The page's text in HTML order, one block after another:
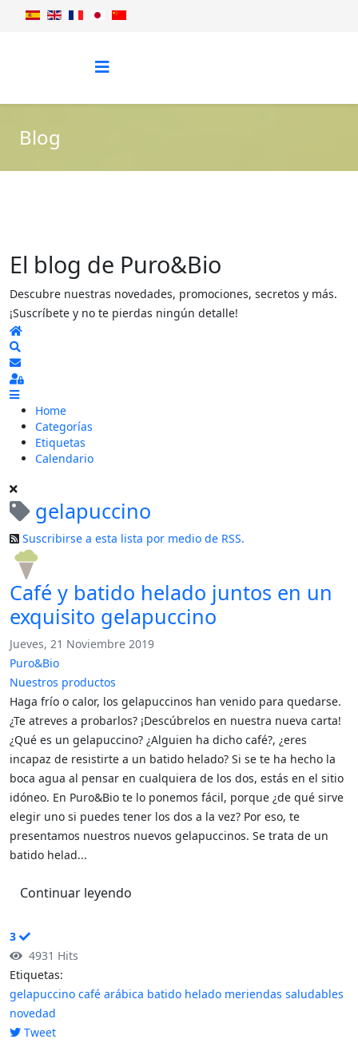
Blog
El blog de Puro&Bio
Descubre nuestras novedades, promociones, secretos y más.
¡Suscríbete y no te pierdas ningún detalle!
Home
Suscribirse a las actualizaciones
Sign In
Home
Categorías
Etiquetas
Calendario
gelapuccino
Suscribirse a esta lista por medio de RSS.
Café y batido helado juntos en un
exquisito gelapuccino
Jueves, 21 Noviembre 2019
Puro&Bio
Nuestros productos
Haga frío o calor, los gelapuccinos han venido para quedarse.
¿Te atreves a probarlos? ¡Descúbrelos en nuestra nueva carta!
¿Qué es un gelapuccino? ¿Alguien ha dicho café?, ¿eres
incapaz de resistirte a un batido helado? Si se te ha hecho la
boca agua al pensar en cualquiera de los dos, estás en el sitio
idóneo. En Puro&Bio te lo ponemos fácil, porque ¿de qué sirve
elegir uno si puedes tener los dos a la vez? Por eso, te
presentamos nuestros nuevos gelapuccinos. Se trata de un
batido helad...
Continuar leyendo
3
4931 Hits
Etiquetas:
gelapuccino café arábica batido helado meriendas saludables
novedad
Tweet